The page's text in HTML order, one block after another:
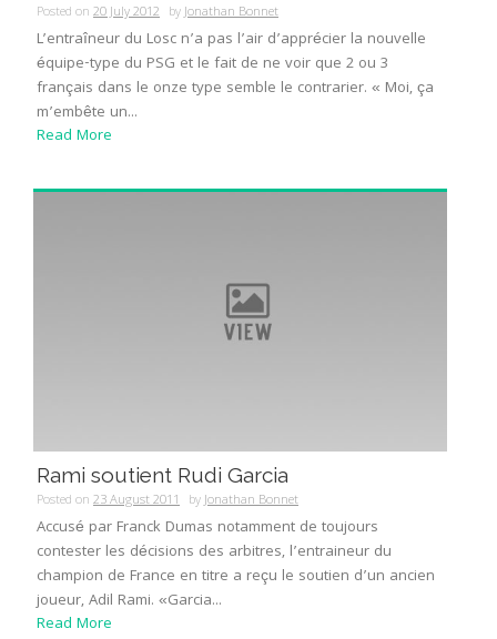
Posted on 20 July 2012 byJonathan Bonnet
L’entraîneur du Losc n’a pas l’air d’apprécier la nouvelle
équipe-type du PSG et le fait de ne voir que 2 ou 3
français dans le onze type semble le contrarier. « Moi, ça
m’embête un...
Read More
Rami soutient Rudi Garcia
Posted on 23 August 2011 byJonathan Bonnet
Accusé par Franck Dumas notamment de toujours
contester les décisions des arbitres, l’entraineur du
champion de France en titre a reçu le soutien d’un ancien
joueur, Adil Rami. «Garcia...
Read More